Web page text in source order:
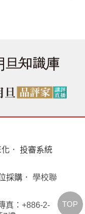
． 投審系統
採購 ． 學校聯
真：+886-2-
TOP